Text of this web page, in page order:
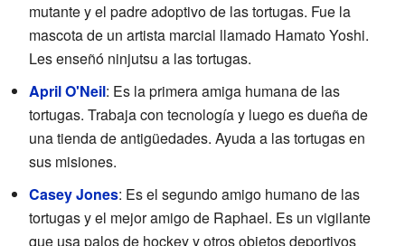
mutante y el padre adoptivo de las tortugas. Fue la
mascota de un artista marcial llamado Hamato Yoshi.
Les enseñó ninjutsu a las tortugas.
April O'Neil: Es la primera amiga humana de las
tortugas. Trabaja con tecnología y luego es dueña de
una tienda de antigüedades. Ayuda a las tortugas en
sus misiones.
Casey Jones: Es el segundo amigo humano de las
tortugas y el mejor amigo de Raphael. Es un vigilante
que usa palos de hockey y otros objetos deportivos